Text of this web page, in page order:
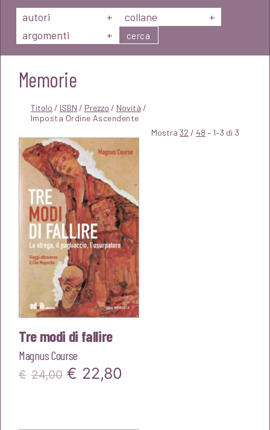
autori
+ collane
+
argomenti
+ cerca
Memorie
Titolo / ISBN / Prezzo / Novità /
Mostra 32 / 48 – 1–3 di 3
Tre modi di fallire
Magnus Course
€ 24,00 Il
€ 22,80